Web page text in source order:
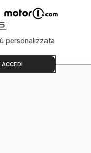
personalizzata
ACCEDI